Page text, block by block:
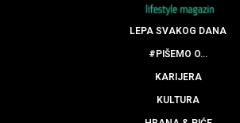
LEPA SVAKOG DANA
#PIŠEMO O…
KARIJERA
KULTURA